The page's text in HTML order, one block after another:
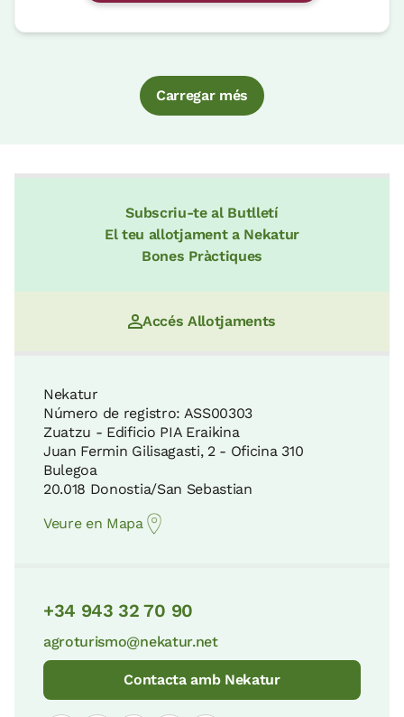
Carregar més
Subscriu-te al Butlletí
El teu allotjament a Nekatur
Bones Pràctiques
Accés Allotjaments
Nekatur
Número de registro: ASS00303
Zuatzu - Edificio PIA Eraikina
Juan Fermin Gilisagasti, 2 - Oficina 310
Bulegoa
20.018 Donostia/San Sebastian
Veure en Mapa
+34 943 32 70 90
agroturismo@nekatur.net
Contacta amb Nekatur